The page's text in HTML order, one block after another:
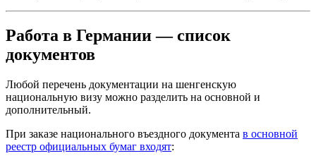
Работа в Германии — список
документов
Любой перечень документации на шенгенскую
национальную визу можно разделить на основной и
дополнительный.
При заказе национального въездного документа в основной
реестр официальных бумаг входят: